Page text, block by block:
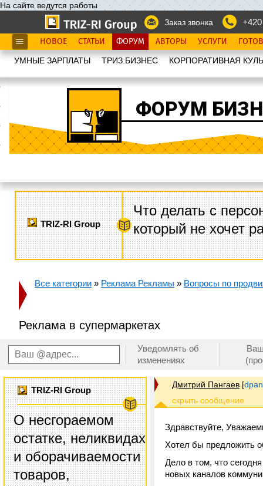
На сайте ведутся работы
Заказ звонка
НОВОЕ СТАТЬИ ФОРУМ АВТОРЫ УСЛУГИ
УМНЫЕ ЗАРПЛАТЫ ТРИЗ.БИЗНЕС КОРПОРАТИВНАЯ
ФОРУМ
TRIZ-RI Group
Что делать с
который не хочет
Все категории » Реклама Рекламы » Вопросы по
Реклама в супермаркетах
Уведомлять об
изменениях
TRIZ-RI Group
О несгораемом
остатке, неликвидах
и оборачиваемости
товаров,
Дмитрий Пангаев [
Здравствуйте,
Хотел бы предложить
Дело в том, что
новых каналов